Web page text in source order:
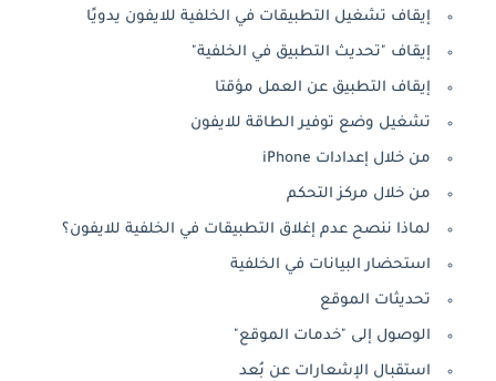
إيقاف تشغيل التطبيقات في الخلفية للايفون يدويًا
إيقاف "تحديث التطبيق في الخلفية"
إيقاف التطبيق عن العمل مؤقتا
تشغيل وضع توفير الطاقة للايفون
من خلال إعدادات iPhone
من خلال مركز التحكم
لماذا ننصح عدم إغلاق التطبيقات في الخلفية للايفون؟
استحضار البيانات في الخلفية
تحديثات الموقع
الوصول إلى "خدمات الموقع"
استقبال الإشعارات عن بُعد